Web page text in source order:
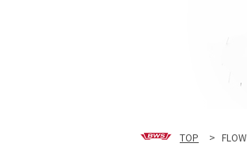
TOP > FLOW